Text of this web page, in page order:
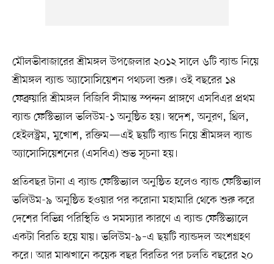
মৌলভীবাজারের শ্রীমঙ্গল উপজেলার ২০১২ সালে ৬টি ব্যান্ড নিয়ে
শ্রীমঙ্গল ব্যান্ড অ্যাসোসিয়েশন পথচলা শুরু। ওই বছরের ১৪
ফেব্রুয়ারি শ্রীমঙ্গল বিজিবি সীমান্ত স্পন্দন প্রাঙ্গণে এসবিএর প্রথম
ব্যান্ড ফেস্টিভ্যাল ভলিউম-১ অনুষ্ঠিত হয়। স্বদেশ, অনুরণ, থ্রিল,
হেইলস্ট্রম, মুখোশ, রক্তিম—এই ছয়টি ব্যান্ড নিয়ে শ্রীমঙ্গল ব্যান্ড
অ্যাসোসিয়েশনের (এসবিএ) শুভ সূচনা হয়।
প্রতিবছর টানা এ ব্যান্ড ফেস্টিভ্যাল অনুষ্ঠিত হলেও ব্যান্ড ফেস্টিভ্যাল
ভলিউম-৯ অনুষ্ঠিত হওয়ার পর করোনা মহামারি থেকে শুরু করে
দেশের বিভিন্ন পরিস্থিতি ও সমস্যার কারণে এ ব্যান্ড ফেস্টিভ্যালে
একটা বিরতি হয়ে যায়। ভলিউম-৯–এ ছয়টি ব্যান্ডদল অংশগ্রহণ
করে। আর মাঝখানে কয়েক বছর বিরতির পর চলতি বছরের ২০